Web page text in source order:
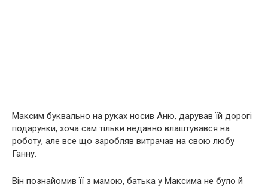
Максим буквально на руках носив Аню, дарував їй дорогі
подарунки, хоча сам тільки недавно влаштувався на
роботу, але все що заробляв витрачав на свою любу
Ганну.
Він познайомив її з мамою, батька у Максима не було й